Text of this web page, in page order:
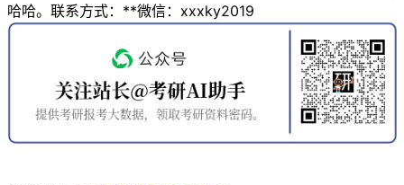
哈哈。联系方式：**微信：xxxky2019